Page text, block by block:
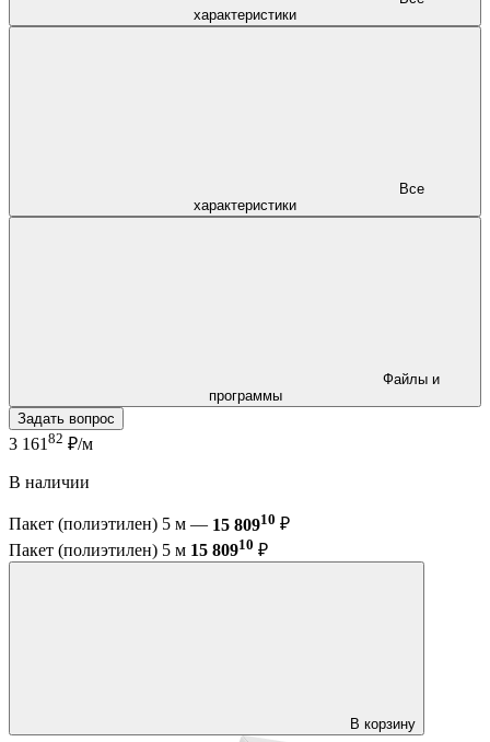
характеристики
характеристики
программы
Задать вопрос
3 161 82 ₽/м
В наличии
Пакет (полиэтилен) 5 м — 15 80910 ₽
Пакет (полиэтилен) 5 м 15 80910 ₽
В корзину